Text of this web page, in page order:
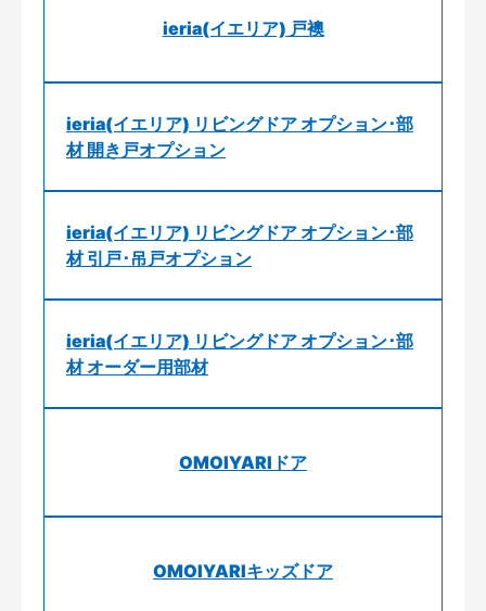
ieria(イエリア) 戸襖
ieria(イエリア) リビングドア オプション･部
材 開き戸オプション
ieria(イエリア) リビングドア オプション･部
材 引戸･吊戸オプション
ieria(イエリア) リビングドア オプション･部
材 オーダー用部材
OMOIYARIドア
OMOIYARIキッズドア